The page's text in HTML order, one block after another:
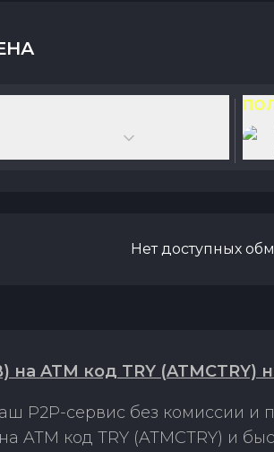
Нет доступных
на ATM код TRY (ATMCTRY)
P2P-сервис без комиссии и
ATM код TRY (ATMCTRY) и